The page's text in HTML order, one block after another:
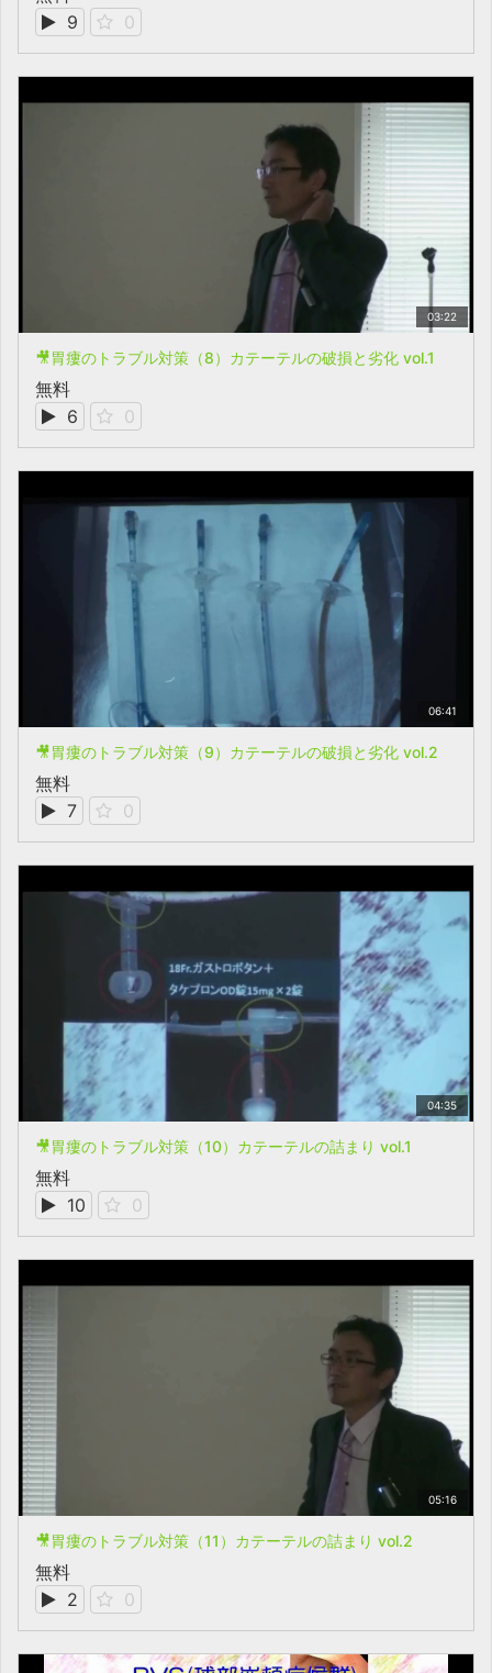
9
0
03:22
🎥胃瘻のトラブル対策（8）カテーテルの破損と劣化 vol.1
無料
6
0
06:41
🎥胃瘻のトラブル対策（9）カテーテルの破損と劣化 vol.2
無料
7
0
04:35
🎥胃瘻のトラブル対策（10）カテーテルの詰まり vol.1
無料
10
0
05:16
🎥胃瘻のトラブル対策（11）カテーテルの詰まり vol.2
無料
2
0